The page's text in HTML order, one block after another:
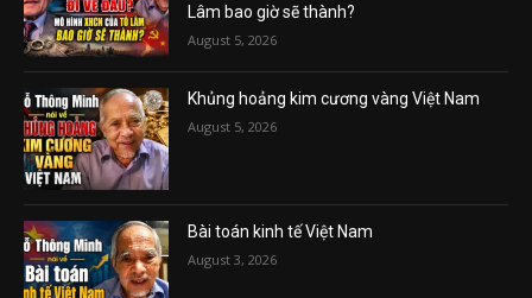
Lâm bao giờ sẽ thành?
August 5, 2026
Khủng hoảng kim cương vàng Việt Nam
August 5, 2026
Bài toán kinh tế Việt Nam
August 3, 2026